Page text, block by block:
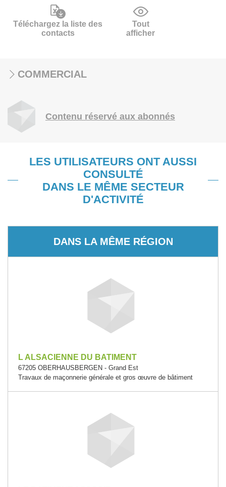
Téléchargez la liste des
contacts
Tout
afficher
COMMERCIAL
Contenu réservé aux abonnés
LES UTILISATEURS ONT AUSSI
CONSULTÉ
DANS LE MÊME SECTEUR
D'ACTIVITÉ
DANS LA MÊME RÉGION
L ALSACIENNE DU BATIMENT
67205 OBERHAUSBERGEN - Grand Est
Travaux de maçonnerie générale et gros œuvre de bâtiment